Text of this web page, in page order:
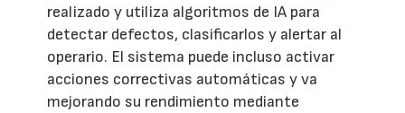
realizado y utiliza algoritmos de IA para
detectar defectos, clasificarlos y alertar al
operario. El sistema puede incluso activar
acciones correctivas automáticas y va
mejorando su rendimiento mediante